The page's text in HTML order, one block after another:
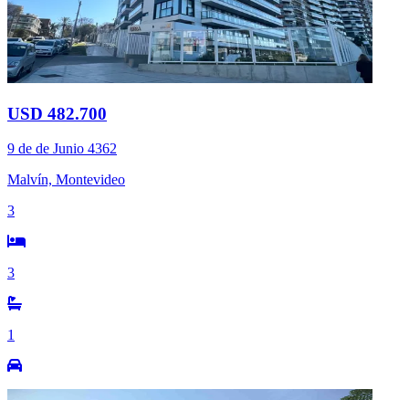
USD 482.700
9 de de Junio 4362
Malvín, Montevideo
3
3
1